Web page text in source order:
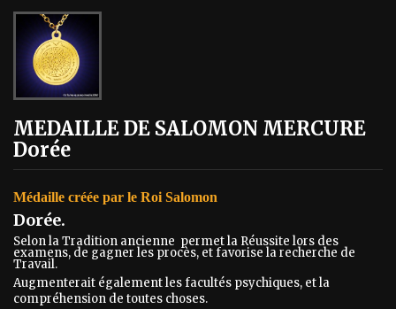
MEDAILLE DE SALOMON MERCURE
Dorée
Médaille créée par le Roi Salomon
Dorée.
Selon la Tradition ancienne permet la Réussite lors des
examens, de gagner les procès, et favorise la recherche de
Travail.
Augmenterait également les facultés psychiques, et la
compréhension de toutes choses.